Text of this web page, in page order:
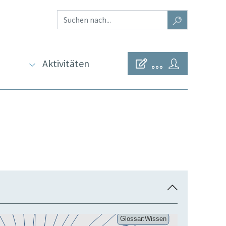
Aktivitäten
E
n